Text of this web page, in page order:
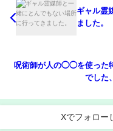
ギャル霊
ました。
呪術師が人の◯◯を使った
でした
Xでフォロー